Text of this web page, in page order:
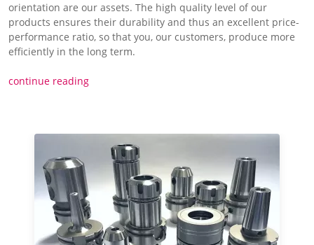
orientation are our assets. The high quality level of our
products ensures their durability and thus an excellent price-
performance ratio, so that you, our customers, produce more
efficiently in the long term.
continue reading